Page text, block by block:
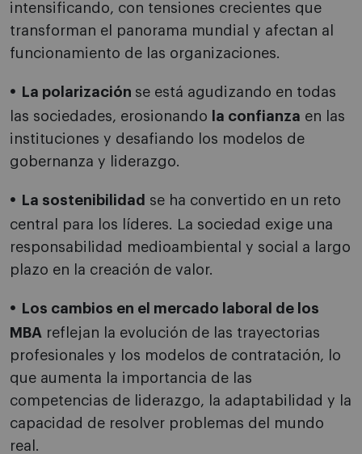
intensificando, con tensiones crecientes que
transforman el panorama mundial y afectan al
funcionamiento de las organizaciones.
La polarización se está agudizando en todas
las sociedades, erosionando
la confianza en las
instituciones y desafiando los modelos de
gobernanza y liderazgo.
La sostenibilidad se ha convertido en un reto
central para los líderes. La sociedad exige una
responsabilidad medioambiental y social a largo
plazo en la creación de valor.
Los cambios en el mercado laboral de los
MBA reflejan la evolución de las trayectorias
profesionales y los modelos de contratación, lo
que aumenta la importancia de las
competencias de liderazgo, la adaptabilidad y la
capacidad de resolver problemas del mundo
real.